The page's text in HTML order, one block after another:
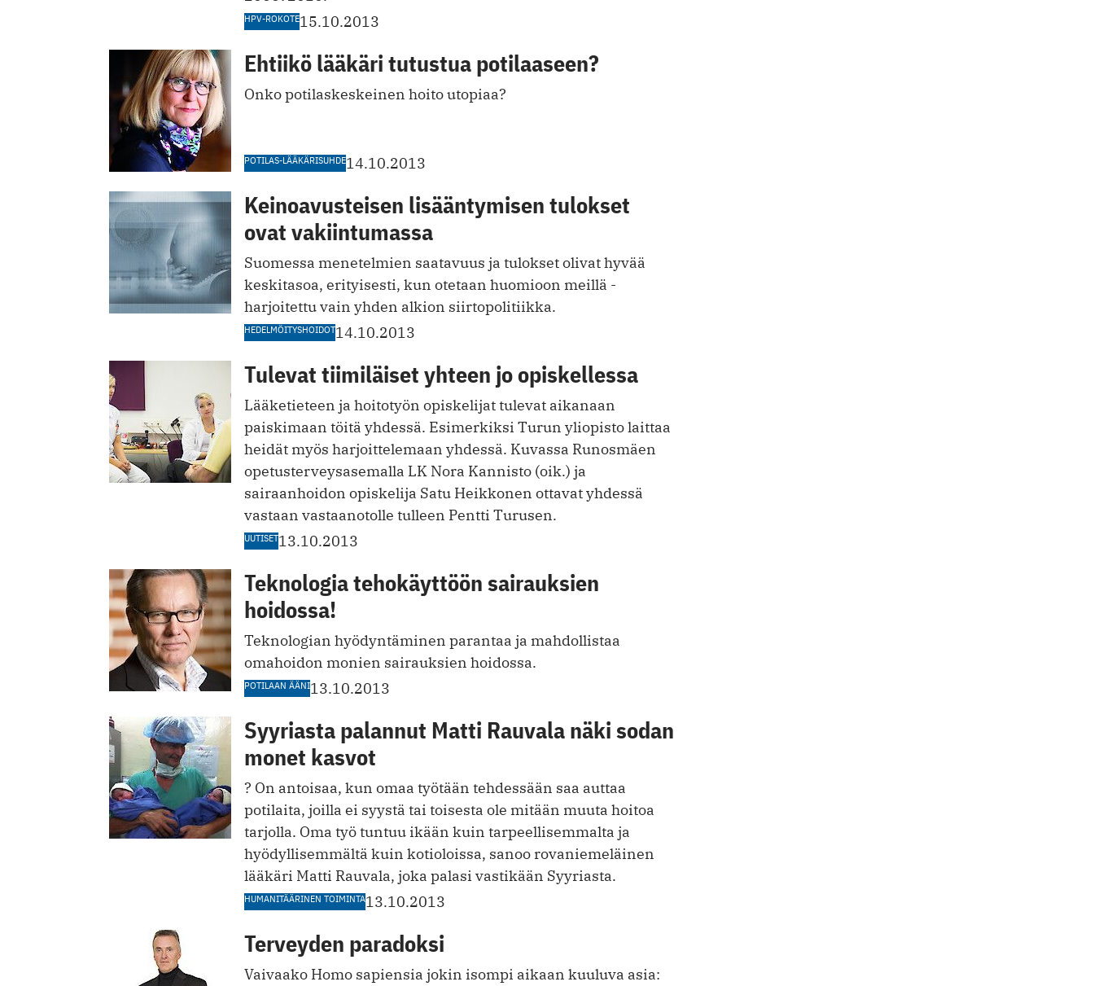
HPV-ROKOTE15.10.2013
Ehtiikö lääkäri tutustua potilaaseen?
Onko potilaskeskeinen hoito utopiaa?
POTILAS-LÄÄKÄRISUHDE14.10.2013
Keinoavusteisen lisääntymisen tulokset
ovat vakiintumassa
Suomessa menetelmien saatavuus ja tulokset olivat hyvää
keskitasoa, erityisesti, kun otetaan huomioon meillä ­
harjoitettu vain yhden alkion siirtopolitiikka.
HEDELMÖITYSHOIDOT14.10.2013
Tulevat tiimiläiset yhteen jo opiskellessa
Lääketieteen ja hoitotyön opiskelijat tulevat aikanaan
paiskimaan töitä yhdessä. Esimerkiksi Turun yliopisto laittaa
heidät myös harjoittelemaan yhdessä. Kuvassa Runosmäen
opetusterveysasemalla LK Nora Kannisto (oik.) ja
sairaanhoidon opiskelija Satu Heikkonen ottavat yhdessä
vastaan vastaanotolle tulleen Pentti Turusen.
UUTISET13.10.2013
Teknologia tehokäyttöön sairauksien
hoidossa!
Teknologian hyödyntäminen parantaa ja mahdollistaa
omahoidon monien sairauksien hoidossa.
POTILAAN ÄÄNI13.10.2013
Syyriasta palannut Matti Rauvala näki sodan
monet kasvot
? On antoisaa, kun omaa työtään tehdessään saa auttaa
potilaita, joilla ei syystä tai toisesta ole mitään muuta hoitoa
tarjolla. Oma työ tuntuu ikään kuin tarpeellisemmalta ja
hyödyllisemmältä kuin kotioloissa, sanoo rovaniemeläinen
lääkäri Matti Rauvala, joka palasi vastikään Syyriasta.
HUMANITÄÄRINEN TOIMINTA13.10.2013
Terveyden paradoksi
Vaivaako Homo sapiensia jokin isompi aikaan kuuluva asia: